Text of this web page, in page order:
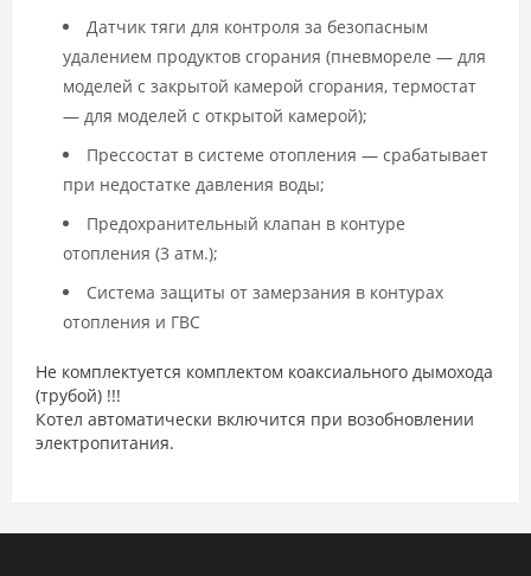
Датчик тяги для контроля за безопасным
удалением продуктов сгорания (пневмореле — для
моделей с закрытой камерой сгорания, термостат
— для моделей с открытой камерой);
Прессостат в системе отопления — срабатывает
при недостатке давления воды;
Предохранительный клапан в контуре
отопления (3 атм.);
Система защиты от замерзания в контурах
отопления и ГВС
Не комплектуется комплектом коаксиального дымохода
(трубой) !!!
Котел автоматически включится при возобновлении
электропитания.